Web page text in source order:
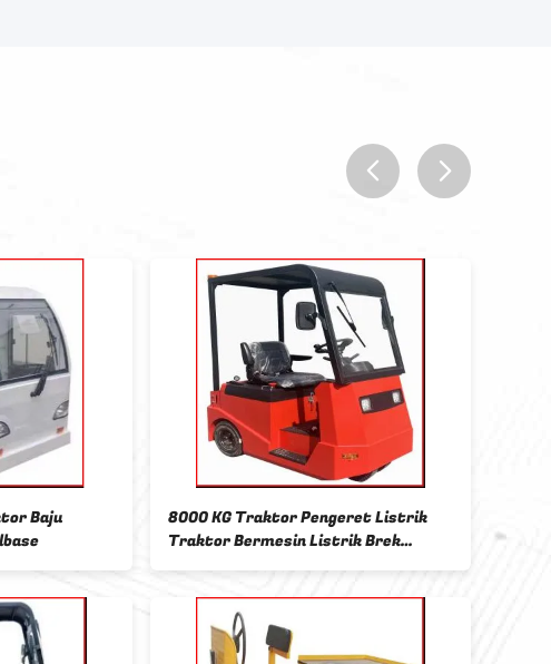
8000 Kg Traktor Traktor Listrik
Bagasi Traktor Traktor Empat roda
Kursi
Listrik 8000kg